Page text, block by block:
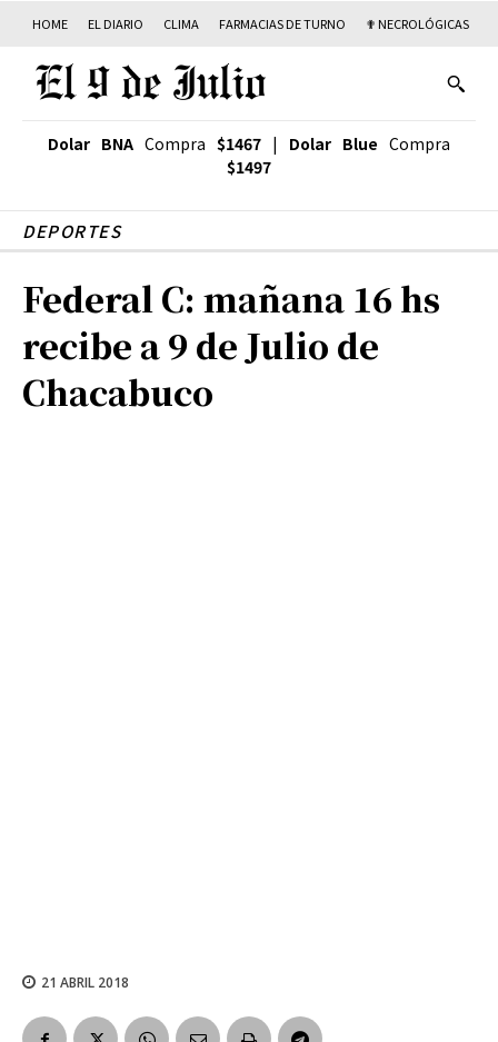
HOME EL DIARIO CLIMA FARMACIAS DE TURNO ✟ NECROLÓGICAS
Dolar BNA Compra $1467 | Dolar Blue Compra
$1497
DEPORTES
Federal C: mañana 16 hs
recibe a 9 de Julio de
Chacabuco
21 ABRIL 2018